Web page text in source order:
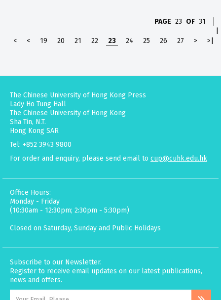
PAGE 23 OF 31
<
< 19 20 21 22 23 24 25 26 27 > >|
The Chinese University of Hong Kong Press
Lady Ho Tung Hall
The Chinese University of Hong Kong
Sha Tin, N.T.
Hong Kong SAR
Tel: +852 3943 9800
For order and enquiry, please send email to cup@cuhk.edu.hk
Office Hours:
Monday - Friday
(10:30am - 12:30pm; 2:30pm - 5:30pm)
Closed on Saturday, Sunday and Public Holidays
Subscribe to our Newsletter.
Register to receive email updates on our latest publications,
news and offers.